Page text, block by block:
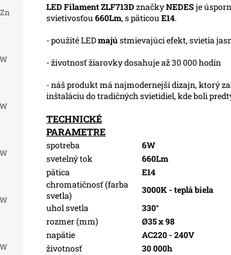
LED Filament ZLF713DznačkyNEDES je
svietivosťou 660Lm, s päticou E14.
- použité LEDmajústmievajúci efekt, svietia
- životnosť žiarovky dosahuje až 30 000 hodín
- náš produkt má najmodernejší dizajn, ktorý
inštaláciu do tradičných svietidiel, kde boli
TECHNICKÉ
PARAMETRE
spotreba
6W
svetelný tok
660Lm
pätica
E14
chromatičnosť (farba
svetla)
3000K - teplá biela
uhol svetla
330°
rozmer (mm)
Ø35 x 98
napätie
AC220 - 240V
životnosť
30 000h